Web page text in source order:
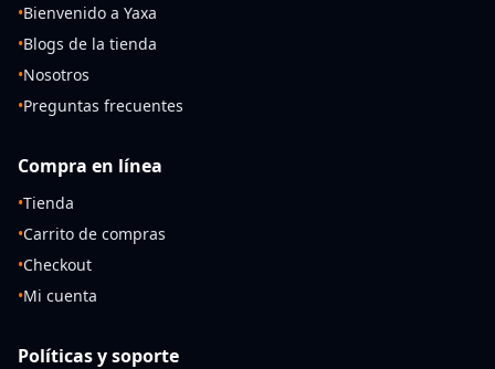
•Bienvenido a Yaxa
•Blogs de la tienda
•Nosotros
•Preguntas frecuentes
Compra en línea
•Tienda
•Carrito de compras
•Checkout
•Mi cuenta
Políticas y soporte